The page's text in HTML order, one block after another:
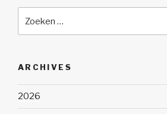
naar:
ARCHIVES
2026